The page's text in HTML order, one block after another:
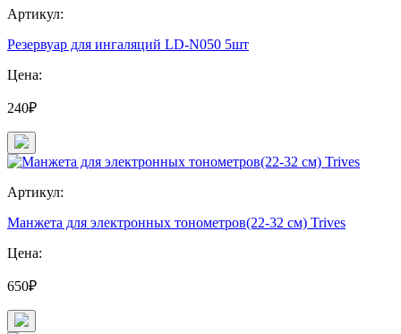
Артикул:
Резервуар для ингаляций LD-N050 5шт
Цена:
240₽
Артикул:
Манжета для электронных тонометров(22-32 см) Trives
Цена:
650₽